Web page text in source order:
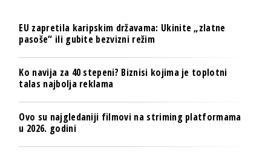
EU zapretila karipskim državama: Ukinite „zlatne
pasoše“ ili gubite bezvizni režim
Ko navija za 40 stepeni? Biznisi kojima je toplotni
talas najbolja reklama
Ovo su najgledaniji filmovi na striming platformama
u 2026. godini